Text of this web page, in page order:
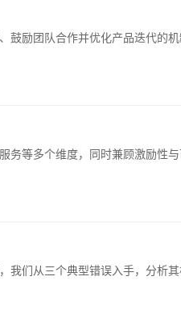
鼓励团队合作并优化产品迭代的
务等多个维度，同时兼顾激励性
我们从三个典型错误入手，分析